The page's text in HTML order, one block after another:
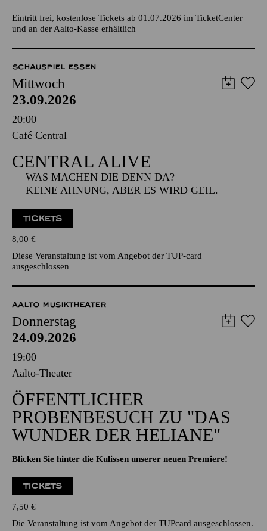
Eintritt frei, kostenlose Tickets ab 01.07.2026 im TicketCenter
und an der Aalto-Kasse erhältlich
SCHAUSPIEL ESSEN
Mittwoch
23.09.2026
20:00
Café Central
CENTRAL ALIVE
— WAS MACHEN DIE DENN DA?
— KEINE AHNUNG, ABER ES WIRD GEIL.
TICKETS
8,00 €
Diese Veranstaltung ist vom Angebot der TUP-card
ausgeschlossen
AALTO MUSIKTHEATER
Donnerstag
24.09.2026
19:00
Aalto-Theater
ÖFFENTLICHER
PROBENBESUCH ZU "DAS
WUNDER DER HELIANE"
Blicken Sie hinter die Kulissen unserer neuen Premiere!
TICKETS
7,50 €
Die Veranstaltung ist vom Angebot der TUPcard ausgeschlossen.